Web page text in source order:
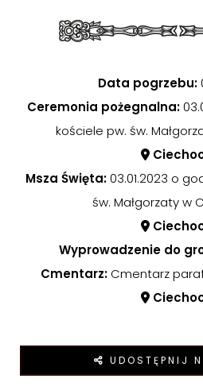
Data pogrzebu:
Ceremonia pożegnalna:
kościele pw. św.
Msza Święta:03.01.2023 o
św. Małgorzaty w
Wyprowadzenie do
Cmentarz: Cmentarz
UDOSTĘPNIJ